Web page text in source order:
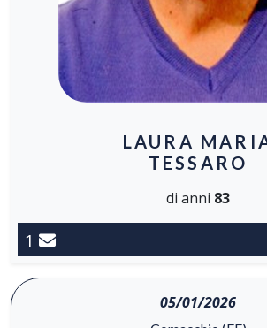
LAURA
TESSARO
di anni 83
1
05/01/2026